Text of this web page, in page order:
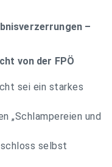
–
von der FPÖ
sei ein starkes
„Schlampereien und
selbst